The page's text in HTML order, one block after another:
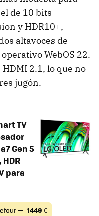
de 10 bits
y HDR10+,
altavoces de
WebOS 22.
2.1, lo que no
jugón.
TV
Gen 5
para
— 1449 €